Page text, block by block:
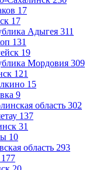
17
17
Адыгея 311
131
19
Мордовия 309
121
15
9
область 302
137
31
10
область 293
177